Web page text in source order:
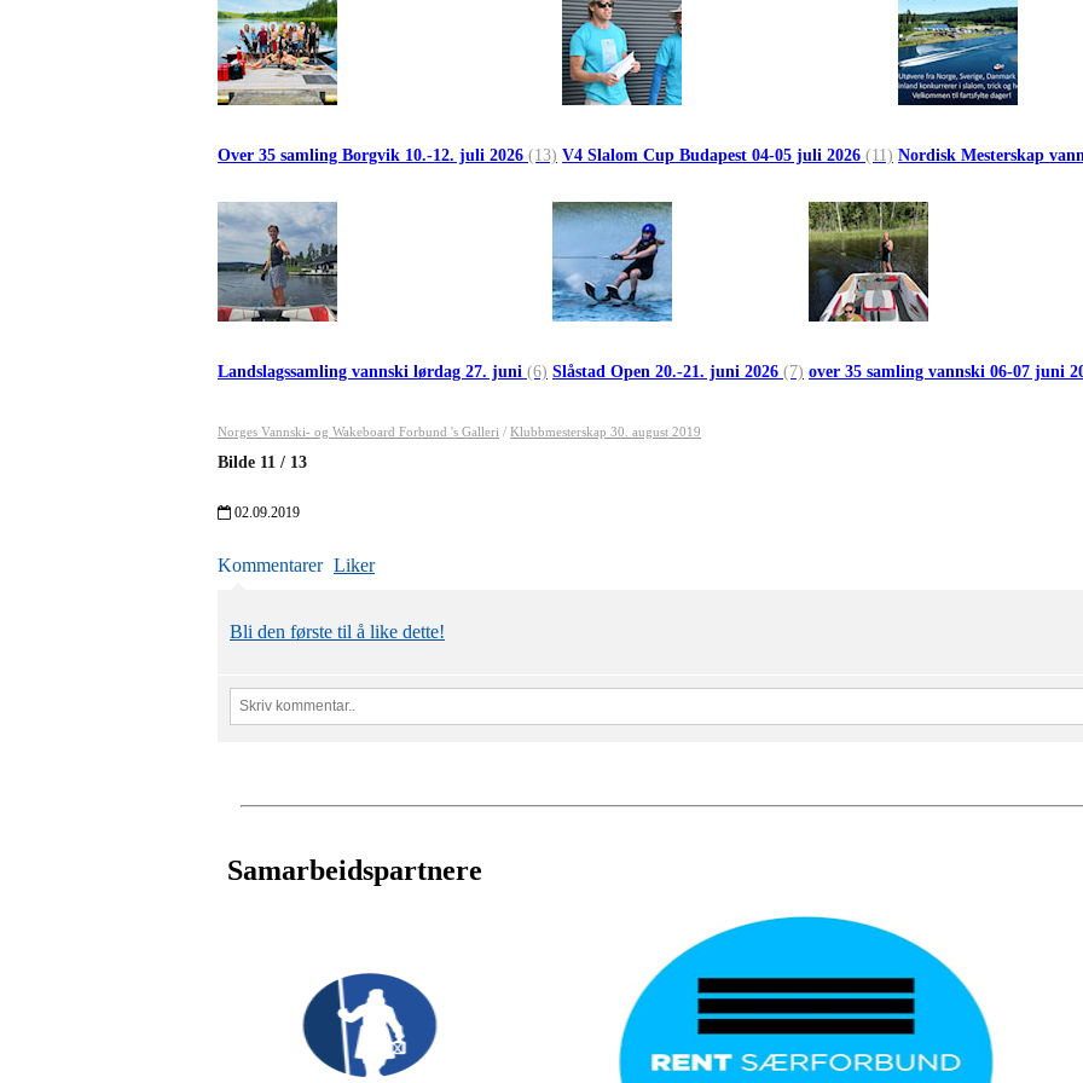
Over 35 samling Borgvik 10.-12. juli 2026 (13) V4 Slalom Cup Budapest 04-05 juli 2026 (11) Nordisk Mesterskap
Landslagssamling vannski lørdag 27. juni (6) Slåstad Open 20.-21. juni 2026 (7) over 35 samling vannski 06-07 juni
Norges Vannski- og Wakeboard Forbund 's Galleri / Klubbmesterskap 30. august 2019
Bilde 11 / 13
02.09.2019
Kommentarer Liker
Bli den første til å like dette!
Samarbeidspartnere